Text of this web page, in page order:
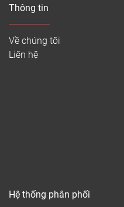
Thông tin
Về chúng tôi
Liên hệ
Hệ thống phân phối